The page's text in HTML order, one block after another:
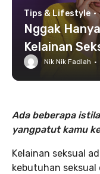
Tips & Lifestyle ·
Nggak
Kelainan
Nik Nik Fadlah ·
Ada beberapa
yangpatut kamu
Kelainan seksual
kebutuhan